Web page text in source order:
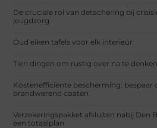
De cruciale rol van detachering bij
jeugdzorg
Oud eiken tafels voor elk interieur
Tien dingen om rustig over na te
Kostenefficiënte bescherming: bespaar
brandwerend coaten
Verzekeringspakket afsluiten nabij Den
een totaalplan